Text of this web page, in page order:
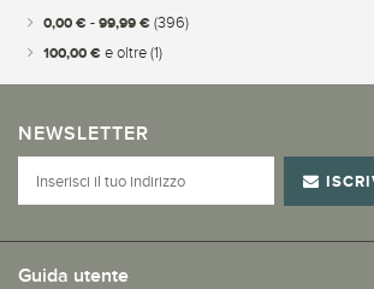
0,00 € - 99,99 € (396)
100,00 € e oltre (1)
NEWSLETTER
Guida utente